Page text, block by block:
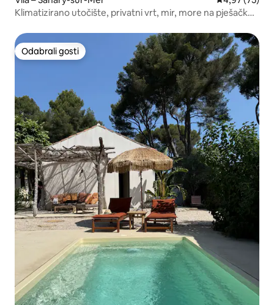
Klimatizirano utočište, privatni vrt, mir, more na pješačkoj
Odabrali gosti
Odabrali gosti